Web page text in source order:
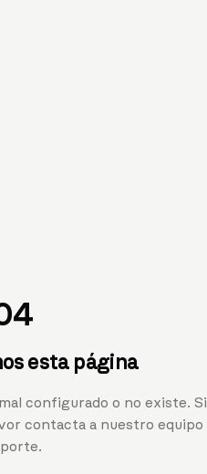
esta página
configurado o no existe. Si
contacta a nuestro equipo